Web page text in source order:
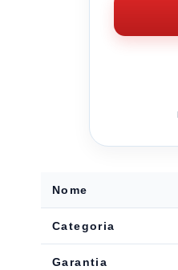
Nome
Categoria
Garantia